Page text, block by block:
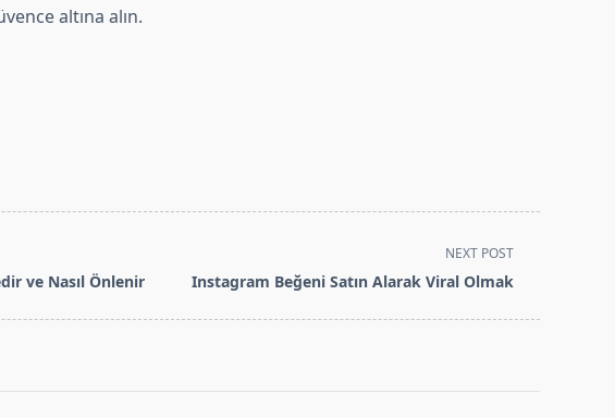
altına alın.
ve Nasıl Önlenir
NEXT POST
Instagram Beğeni Satın Alarak Viral Olmak